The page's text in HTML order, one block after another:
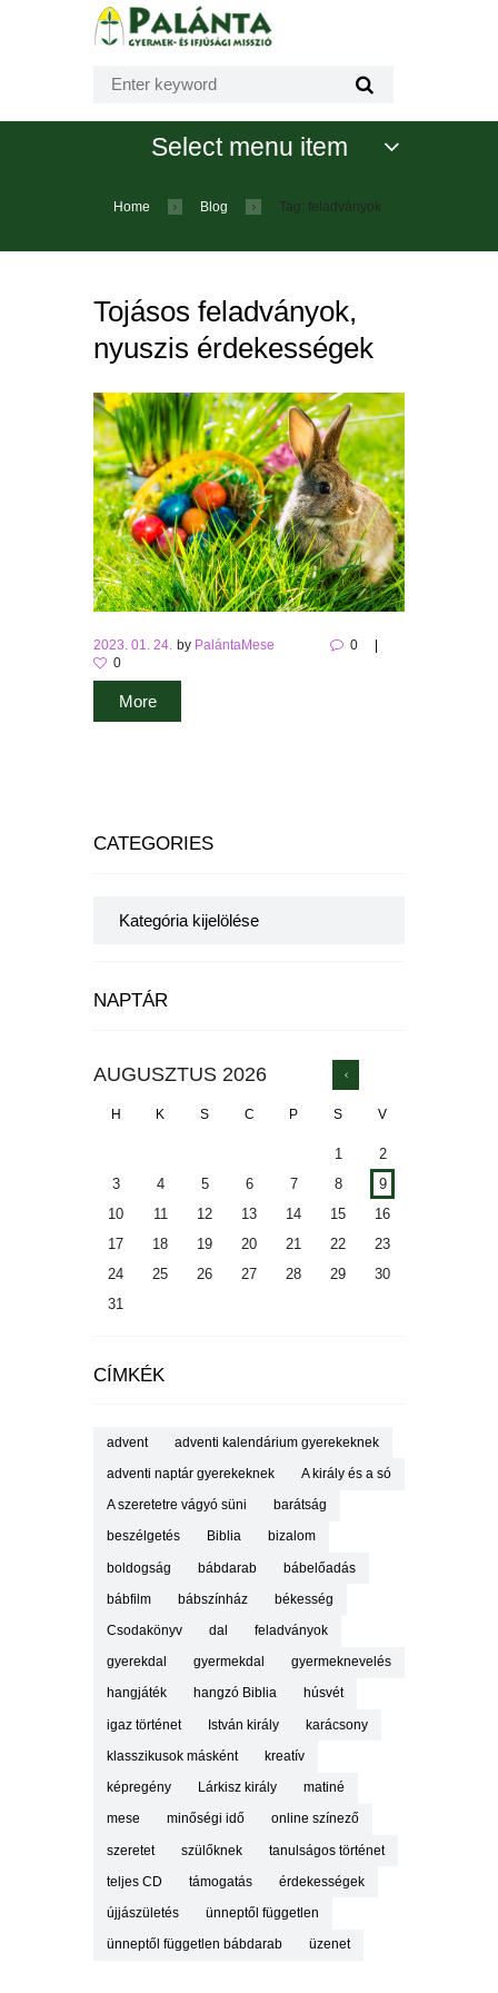
Select menu item
Home Blog Tag: feladványok
Tojásos feladványok,
nyuszis érdekességek
2023. 01. 24. by PalántaMese
0
0
More
CATEGORIES
NAPTÁR
AUGUSZTUS 2026
H K S C P S V
1
2
3
4 5 6 7 8
9
10
11 12 13 14 15
16
17
18 19 20 21 22
23
24
25 26 27 28 29
30
31
CÍMKÉK
advent adventi kalendárium gyerekeknek
adventi naptár gyerekeknek A király és a só
A szeretetre vágyó süni barátság
beszélgetés Biblia bizalom
boldogság bábdarab bábelőadás
bábfilm bábszínház békesség
Csodakönyv dal feladványok
gyerekdal gyermekdal gyermeknevelés
hangjáték hangzó Biblia húsvét
igaz történet István király karácsony
klasszikusok másként kreatív
képregény Lárkisz király matiné
mese minőségi idő online színező
szeretet szülőknek tanulságos történet
teljes CD támogatás érdekességek
újjászületés ünneptől független
ünneptől független bábdarab üzenet